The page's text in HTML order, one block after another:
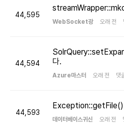
44,595
WebSocket광 오래 전
44,594
다.
Azure마스터 오래 전 댓
44,593
Exception::getFile()
데이터베이스귀신 오래 전